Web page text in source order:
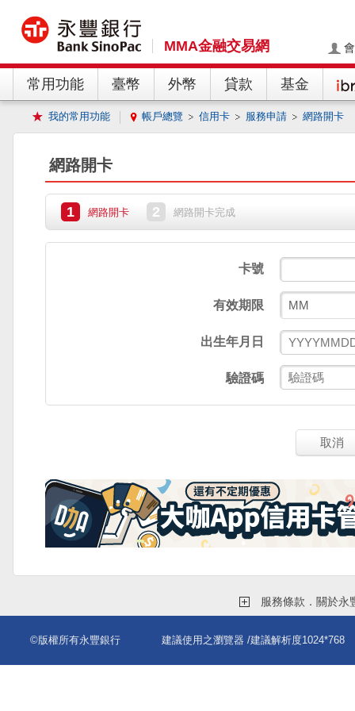
MMA金融交易網
常用功能 臺幣 外幣 貸款 基金
我的常用功能 帳戶總覽 信用卡 服務申請 網路開卡
網路開卡
1 網路開卡 2 網路開卡完成
卡號
有效期限
出生年月日
驗證碼
取消
服務條款．關於永
©版權所有永豐銀行 建議使用之瀏覽器 /建議解析度1024*768